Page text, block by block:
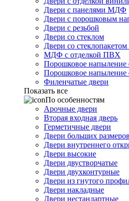
Двери с панелями МДФ
Двери с порошковым
Двери с резьбой
Двери со стеклом
Двери со стеклопакетом
МДФ с отделкой ПВХ
Порошковое напыление
Порошковое напыление
Филенчатые двери
Показать все
По особенностям
Арочные двери
Вторая входная дверь
Герметичные двери
Двери больших размеров
Двери внутреннего
Двери высокие
Двери двустворчатые
Двери двухконтурные
Двери из гнутого
Двери накладные
Двери нестандартные